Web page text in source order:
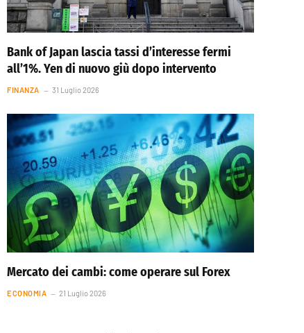
Bank of Japan lascia tassi d’interesse fermi
all’1%. Yen di nuovo giù dopo intervento
FINANZA 31 Luglio 2026
Mercato dei cambi: come operare sul Forex
ECONOMIA 21 Luglio 2026